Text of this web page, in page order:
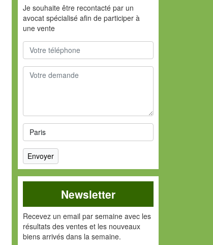
Je souhaite être recontacté par un
avocat spécialisé afin de participer à
une vente
Newsletter
Recevez un email par semaine avec les
résultats des ventes et les nouveaux
biens arrivés dans la semaine.